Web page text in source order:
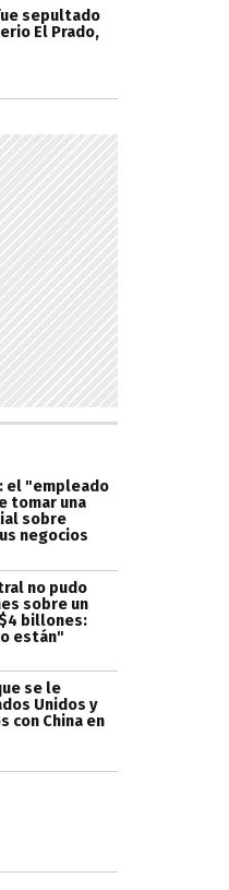
sepultado
El Prado,
el "empleado
tomar una
sobre
negocios
no pudo
sobre un
billones:
están"
se le
Unidos y
con China en